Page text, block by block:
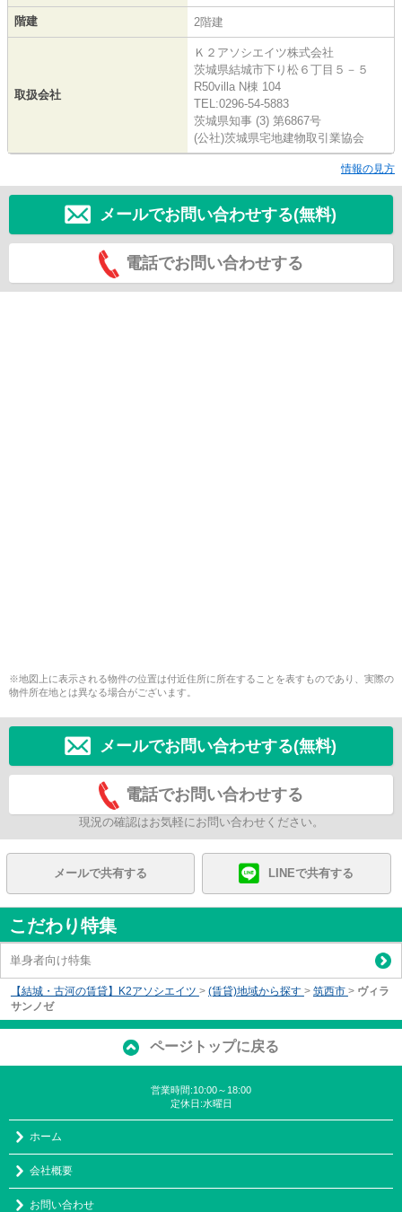
階建 2階建
取扱会社
Ｋ２アソシエイツ株式会社
茨城県結城市下り松６丁目５－５
R50villa N棟 104
TEL:0296-54-5883
茨城県知事 (3) 第6867号
(公社)茨城県宅地建物取引業協会
情報の見方
メールでお問い合わせする(無料)
電話でお問い合わせする
※地図上に表示される物件の位置は付近住所に所在することを表すものであり、実際の
物件所在地とは異なる場合がございます。
メールでお問い合わせする(無料)
電話でお問い合わせする
現況の確認はお気軽にお問い合わせください。
メールで共有する LINEで共有する
こだわり特集
単身者向け特集
【結城・古河の賃貸】K2アソシエイツ > (賃貸)地域から探す > 筑西市 > ヴィラ
サンノゼ
ページトップに戻る
営業時間:10:00～18:00
定休日:水曜日
ホーム
会社概要
お問い合わせ